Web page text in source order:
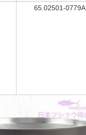
65.02501-0779A